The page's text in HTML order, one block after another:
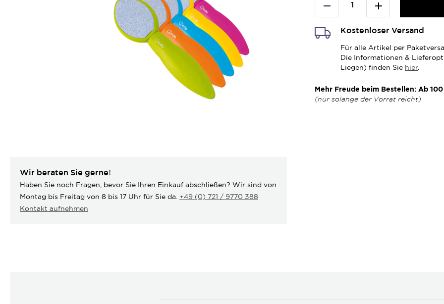
Wir beraten Sie gerne!
Haben Sie noch Fragen, bevor Sie Ihren Einkauf abschließen? Wir sind von
Montag bis Freitag von 8 bis 17 Uhr für Sie da. +49 (0) 721 / 9770 388
Kontakt aufnehmen
Kostenloser Versand
Für alle Artikel per
Die Informationen &
Liegen) finden Sie hier.
Mehr Freude beim Bestellen: Ab
(nur solange der Vorrat reicht)